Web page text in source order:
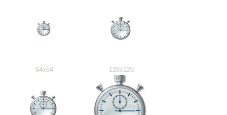
64x64 128x128